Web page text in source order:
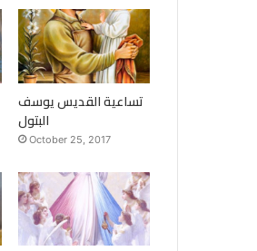
تساعية القديس يوسف
البتول
October 25, 2017